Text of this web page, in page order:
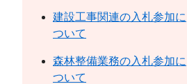
建設工事関連の入札参加に
ついて
森林整備業務の入札参加に
ついて